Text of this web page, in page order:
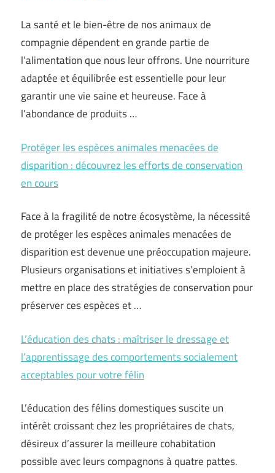
La santé et le bien-être de nos animaux de
compagnie dépendent en grande partie de
l’alimentation que nous leur offrons. Une nourriture
adaptée et équilibrée est essentielle pour leur
garantir une vie saine et heureuse. Face à
l’abondance de produits …
Protéger les espèces animales menacées de
disparition : découvrez les efforts de conservation
en cours
Face à la fragilité de notre écosystème, la nécessité
de protéger les espèces animales menacées de
disparition est devenue une préoccupation majeure.
Plusieurs organisations et initiatives s’emploient à
mettre en place des stratégies de conservation pour
préserver ces espèces et …
L’éducation des chats : maîtriser le dressage et
l’apprentissage des comportements socialement
acceptables pour votre félin
L’éducation des félins domestiques suscite un
intérêt croissant chez les propriétaires de chats,
désireux d’assurer la meilleure cohabitation
possible avec leurs compagnons à quatre pattes.